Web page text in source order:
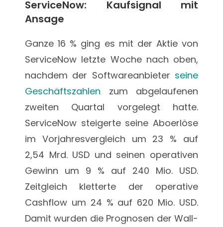
ServiceNow: Kaufsignal mit
Ansage
Ganze 16 % ging es mit der Aktie von
ServiceNow letzte Woche nach oben,
nachdem der Softwareanbieter seine
Geschäftszahlen zum abgelaufenen
zweiten Quartal vorgelegt hatte.
ServiceNow steigerte seine Aboerlöse
im Vorjahresvergleich um 23 % auf
2,54 Mrd. USD und seinen operativen
Gewinn um 9 % auf 240 Mio. USD.
Zeitgleich kletterte der operative
Cashflow um 24 % auf 620 Mio. USD.
Damit wurden die Prognosen der Wall-